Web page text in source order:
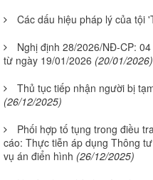
Các dấu hiệu pháp lý của tội
Nghị định 28/2026/NĐ-CP:
từ ngày 19/01/2026 (20/01/2026)
Thủ tục tiếp nhận người bị
(26/12/2025)
Phối hợp tố tụng trong điều
cáo: Thực tiễn áp dụng Thông
vụ án điển hình (26/12/2025)